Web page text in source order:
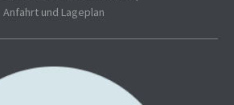
Anfahrt und Lageplan